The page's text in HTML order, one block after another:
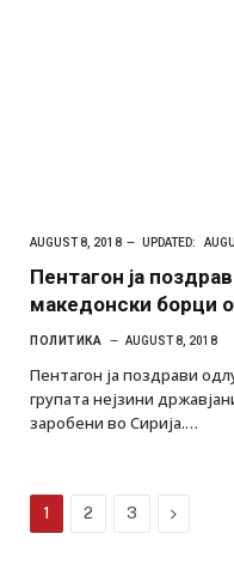
AUGUST 8, 2018 UPDATED:
Пентагон ја
македонски борци
ПОЛИТИКА AUGUST 8, 2018
Пентагон ја поздрави
групата нејзини
заробени во Сирија.…
1 2 3 Next